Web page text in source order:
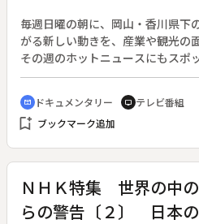
毎週日曜の朝に、岡山・香川県下
がる新しい動きを、産業や観光の
その週のホットニュースにもスポ
cinematic_blur ドキュメンタリー tv テレビ番組
bookmark_add ブックマーク追加
ＮＨＫ特集 世界の中
らの警告〔２〕 日本